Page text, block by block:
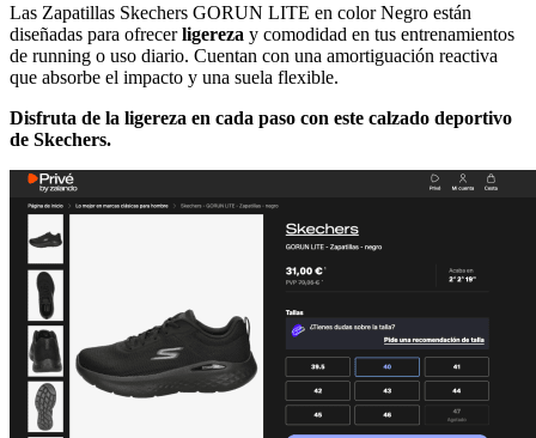
Las Zapatillas Skechers GORUN LITE en color Negro están
diseñadas para ofrecerligereza y comodidad en tus entrenamientos
de running o uso diario. Cuentan con una amortiguación reactiva
que absorbe el impacto y una suela flexible.
Disfruta de la ligereza en cada paso con este calzado deportivo
de Skechers.